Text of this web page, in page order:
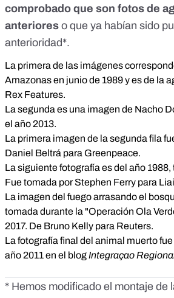
comprobado que son fotos de
anteriores o que ya habían sido
anterioridad*.
La primera de las imágenes
Amazonas en junio de 1989y es de la
Rex Features.
La segunda es una imagen de Nacho
el año 2013.
La primera imagen de la segunda fila
Daniel Beltrá para Greenpeace.
La siguiente fotografía es del año
Fue tomada por Stephen Ferry para
La imagen del fuego arrasando el
tomada durante la "Operación Ola
2017. De Bruno Kelly para Reuters.
La fotografía final del animal muerto fue
año 2011 en el blogIntegraçao
* Hemos modificado el montaje de